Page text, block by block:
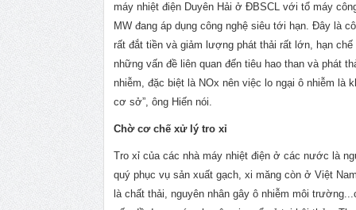
máy nhiệt điện Duyên Hải ở ĐBSCL với tổ máy
MW đang áp dụng công nghệ siêu tới hạn. Đây là
rất đắt tiền và giảm lượng phát thải rất lớn, hạn
những vấn đề liên quan đến tiêu hao than và phát
nhiễm, đặc biệt là NOx nên việc lo ngại ô nhiễm là
cơ sở”, ông Hiến nói.
Chờ cơ chế xử lý tro xỉ
Tro xỉ của các nhà máy nhiệt điện ở các nước là
quý phục vụ sản xuất gạch, xi măng còn ở Việt
là chất thải, nguyên nhân gây ô nhiễm môi